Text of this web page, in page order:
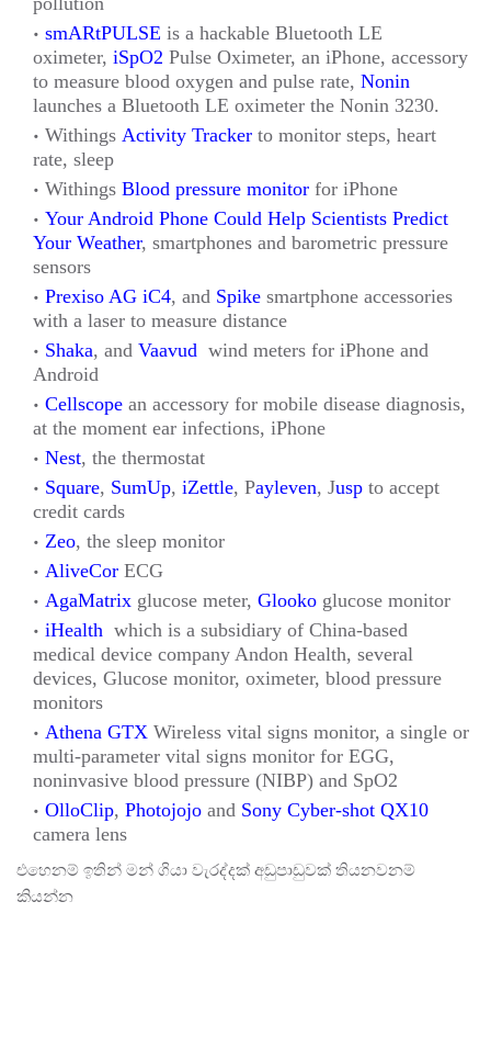
smARtPULSE is a hackable Bluetooth LE
oximeter, iSpO2 Pulse Oximeter, an iPhone, accessory
to measure blood oxygen and pulse rate, Nonin
launches a Bluetooth LE oximeter the Nonin 3230.
Withings Activity Tracker to monitor steps, heart
rate, sleep
Withings Blood pressure monitor for iPhone
Your Android Phone Could Help Scientists Predict
Your Weather, smartphones and barometric pressure
sensors
Prexiso AG iC4, and Spike smartphone accessories
with a laser to measure distance
Shaka, and Vaavud wind meters for iPhone and
Android
Cellscope an accessory for mobile disease diagnosis,
at the moment ear infections, iPhone
Nest, the thermostat
Square, SumUp, iZettle, Payleven, Jusp to accept
credit cards
Zeo, the sleep monitor
AliveCor ECG
AgaMatrix glucose meter, Glooko glucose monitor
iHealth which is a subsidiary of China-based
medical device company Andon Health, several
devices, Glucose monitor, oximeter, blood pressure
monitors
Athena GTX Wireless vital signs monitor, a single or
multi-parameter vital signs monitor for EGG,
noninvasive blood pressure (NIBP) and SpO2
OlloClip, Photojojo and Sony Cyber-shot QX10
camera lens
එහෙනම් ඉතින් මන් ගියා වැරද්දක් අඩුපාඩුවක් තියනවනම්
කියන්න